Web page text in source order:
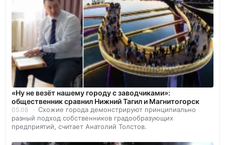
«Ну не везёт нашему городу с заводчиками»:
общественник сравнил Нижний Тагил и Магнитогорск
05.08
Схожие города демонстрируют принципиально
разный подход собственников градообразующих
предприятий, считает Анатолий Толстов.